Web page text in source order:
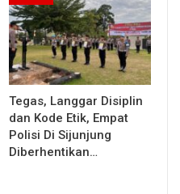
Tegas, Langgar Disiplin
dan Kode Etik, Empat
Polisi Di Sijunjung
Diberhentikan…